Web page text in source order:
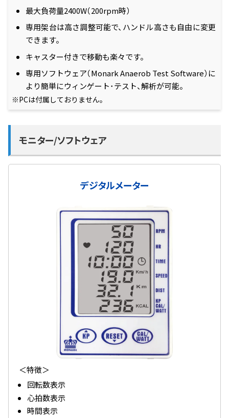
最大負荷量2400W（200rpm時）
専用架台は高さ調整可能で、ハンドル高さも自由に変更
できます。
キャスター付きで移動も楽々です。
専用ソフトウェア（Monark Anaerob Test Software）に
より簡単にウィンゲート･テスト、解析が可能。
PCは付属しておりません。
モニター/ソフトウェア
デジタルメーター
＜特徴＞
回転数表示
心拍数表示
時間表示